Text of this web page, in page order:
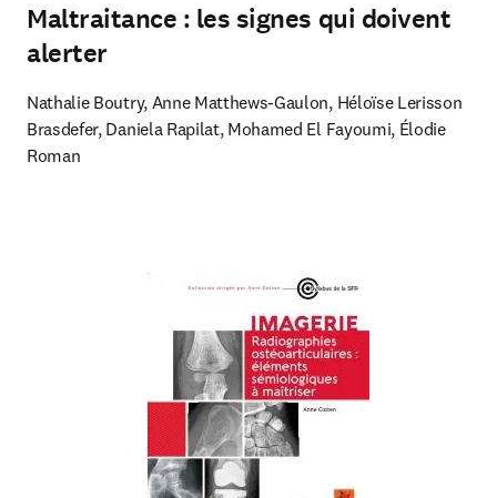
Maltraitance : les signes qui doivent
alerter
Nathalie Boutry, Anne Matthews-Gaulon, Héloïse Lerisson
Brasdefer, Daniela Rapilat, Mohamed El Fayoumi, Élodie
Roman